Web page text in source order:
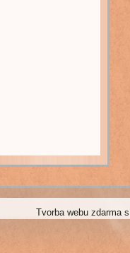
Tvorba webu zdarma